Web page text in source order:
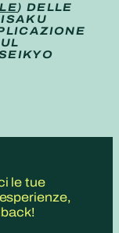
) DELLE
le tue